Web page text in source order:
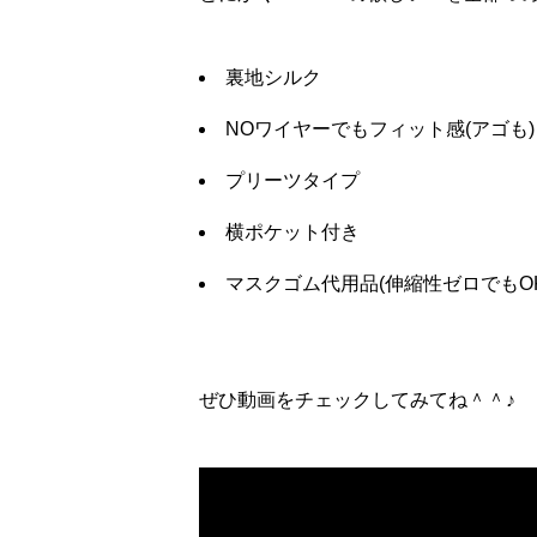
裏地シルク
NOワイヤーでもフィット感(アゴも)
プリーツタイプ
横ポケット付き
マスクゴム代用品(伸縮性ゼロでも
ぜひ動画をチェックしてみてね＾＾♪